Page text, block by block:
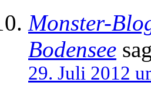
Monster-
Bodensee
29. Juli 2012